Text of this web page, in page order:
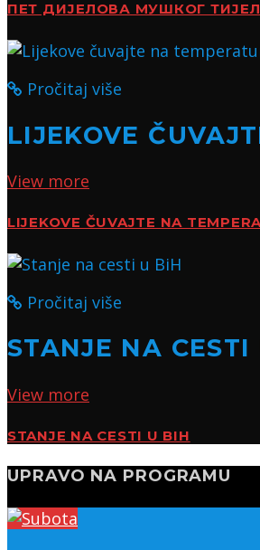
ПЕТ ДИЈЕЛОВА МУШКОГ
Pročitaj više
LIJEKOVE
View more
LIJEKOVE ČUVAJTE NA
Pročitaj više
STANJE NA CESTI
View more
STANJE NA CESTI U BIH
UPRAVO NA PROGRAMU